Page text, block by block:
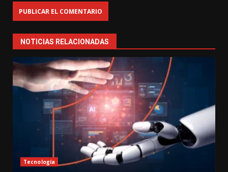
NOTICIAS RELACIONADAS
Tecnología